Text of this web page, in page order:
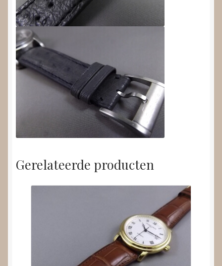
Gerelateerde producten